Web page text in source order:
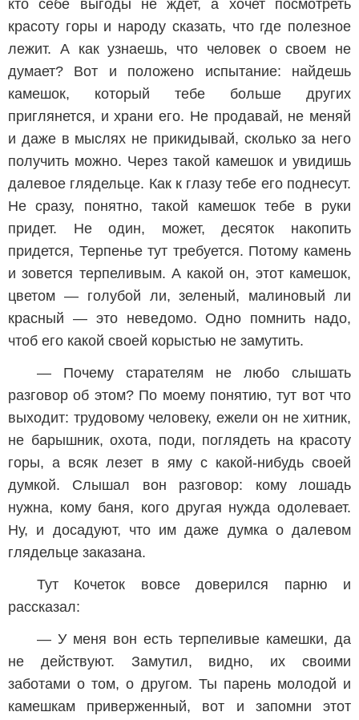
кто себе выгоды не ждет, а хочет посмотреть
красоту горы и народу сказать, что где полезное
лежит. А как узнаешь, что человек о своем не
думает? Вот и положено испытание: найдешь
камешок, который тебе больше других
приглянется, и храни его. Не продавай, не меняй
и даже в мыслях не прикидывай, сколько за него
получить можно. Через такой камешок и увидишь
далевое глядельце. Как к глазу тебе его поднесут.
Не сразу, понятно, такой камешок тебе в руки
придет. Не один, может, десяток накопить
придется, Терпенье тут требуется. Потому камень
и зовется терпеливым. А какой он, этот камешок,
цветом — голубой ли, зеленый, малиновый ли
красный — это неведомо. Одно помнить надо,
чтоб его какой своей корыстью не замутить.
— Почему старателям не любо слышать
разговор об этом? По моему понятию, тут вот что
выходит: трудовому человеку, ежели он не хитник,
не барышник, охота, поди, поглядеть на красоту
горы, а всяк лезет в яму с какой-нибудь своей
думкой. Слышал вон разговор: кому лошадь
нужна, кому баня, кого другая нужда одолевает.
Ну, и досадуют, что им даже думка о далевом
глядельце заказана.
Тут Кочеток вовсе доверился парню и
рассказал:
— У меня вон есть терпеливые камешки, да
не действуют. Замутил, видно, их своими
заботами о том, о другом. Ты парень молодой и
камешкам приверженный, вот и запомни этот